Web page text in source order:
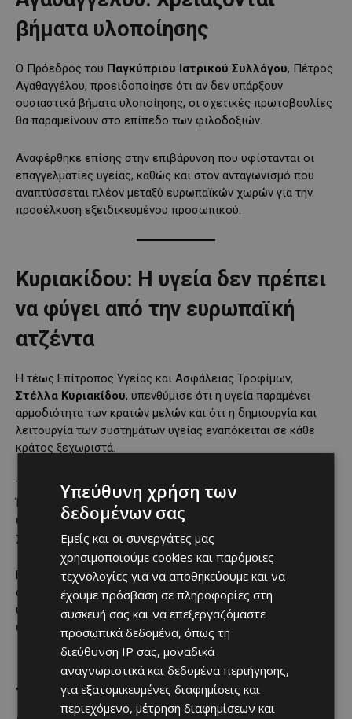
βήματα υλοποίησης
Ο Πρόεδρος του Παγκύπριου Ιατρικού Συλλόγου, Πέτρος
Αγαθαγγέλου, προειδοποίησε ότι αν δεν υπάρξουν
ουσιαστικά βήματα υλοποίησης, οι σχετικές πρωτοβουλίες
θα παραμείνουν στο επίπεδο των φιλοδοξιών.
Αναφέρθηκε επίσης στην επιβάρυνση που υφίστανται οι
επαγγελματίες υγείας, καθώς και στον ανταγωνισμό που
αναπτύσσεται πλέον μεταξύ ευρωπαϊκών χωρών για την
προσέλκυση εξειδικευμένου προσωπικού.
Κυριακίδου: Η υγεία δεν πρέπει
να φύγει από την ευρωπαϊκή
ατζέντα
Η τέως Επίτροπος Υγείας και Ασφάλειας Τροφίμων,
Στέλλα Κυριακίδου, υπενθύμισε ότι η υγεία παραμένει
αρμοδιότητα των κρατών μελών και ότι η δημιουργία και
λειτουργία των συστημάτων υγείας εναπόκειται σε κάθε
κράτος ξεχωριστά.
Τόνισε, ωστόσο, ότι η πανδημία ανάγκασε την Ευρωπαϊκή
Ένωση να δράσει συντονισμένα για την εξασφάλιση
εμβολίων και φαρμάκων, δημιουργώντας αυτό που
χαρακτηρίστηκε ως Ευρωπαϊκή Ένωση Υγείας
Η κ. Κυριακίδου σημείωσε ότι η υγεία φαίνεται να μην
αποτελεί πλέον την ίδια προτεραιότητα για την ΕΕ,
υπογραμμίζοντας πως είναι σημαντικό να μη χαθούν όσα
επιτεύχθηκαν τα προηγούμενα χρόνια.
Τα επόμενα βήματα στην
Υπεύθυνη χρήση των
δεδομένων σας
Εμείς και οι συνεργάτες μας
χρησιμοποιούμε cookies και παρόμοιες
τεχνολογίες για να αποθηκεύουμε και να
έχουμε πρόσβαση σε πληροφορίες στη
συσκευή σας και να επεξεργαζόμαστε
προσωπικά δεδομένα, όπως τη
διεύθυνση IP σας, μοναδικά
αναγνωριστικά και δεδομένα περιήγησης,
για εξατομικευμένες διαφημίσεις και
περιεχόμενο, μέτρηση διαφημίσεων και